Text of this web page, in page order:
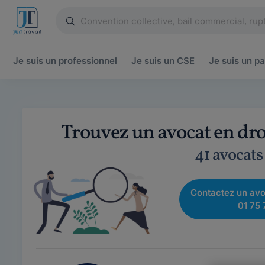
Je suis un professionnel Je suis un CSE Je suis un
Trouvez un avocat en
41
Contactez un
01 75